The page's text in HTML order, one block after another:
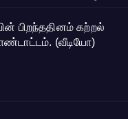
பிறந்ததினம் கற்றல்
(வீடியோ)